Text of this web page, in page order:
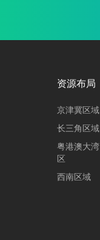
资源布局
京津冀区域
长三角区域
粤港澳大湾
区
西南区域